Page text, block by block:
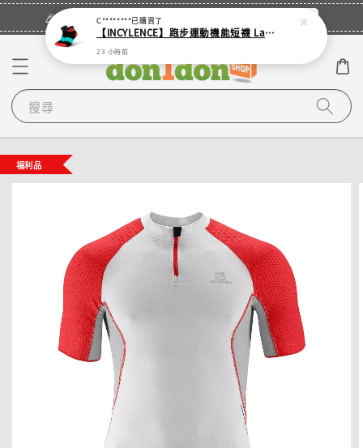
🎉登入會員・領取您的專屬折扣券！ 立即登入
搜尋
福利品
C********已購買了
【INCYLENCE】跑步運動機能短襪 Ladders Short Black Inferno
23 小時前